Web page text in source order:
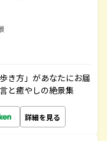
き方」があなたにお届
と癒やしの絶景集
詳細を見る